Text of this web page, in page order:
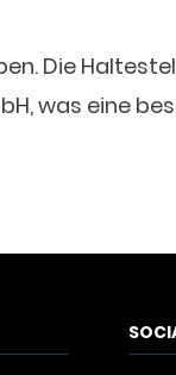
Die
was eine